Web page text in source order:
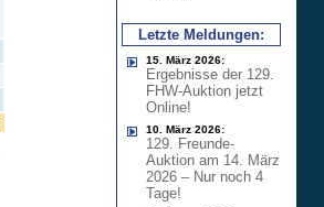
Letzte Meldungen:
15. März 2026:
Ergebnisse der 129.
FHW-Auktion jetzt
Online!
10. März 2026:
129. Freunde-
Auktion am 14. März
2026 – Nur noch 4
Tage!